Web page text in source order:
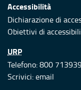
Accessibilità
Dichiarazione di
Obiettivi di
URP
Telefono: 800
Scrivici:email